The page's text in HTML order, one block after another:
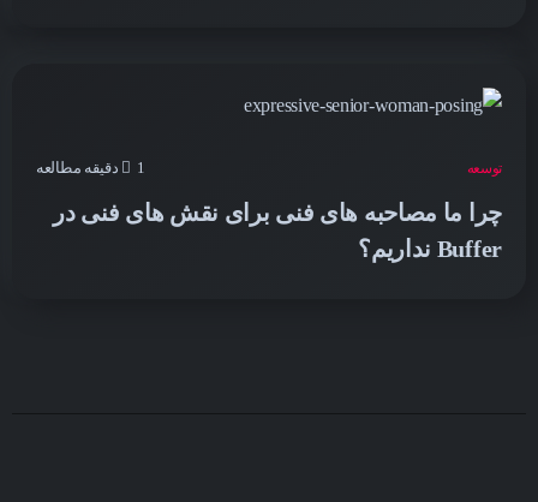
توسعه 1 دقیقه مطالعه
چرا ما مصاحبه های فنی برای نقش های فنی در
Buffer نداریم؟